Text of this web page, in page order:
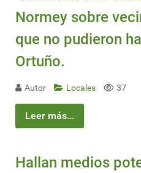
Normey sobre
que no pudieron
Ortuño.
Autor Locales 37
Leer más...
Hallan medios